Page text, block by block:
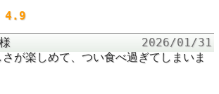
米どころ福島県産
4.9
2026/01/31
が楽しめて、つい食べ過ぎてしまいま